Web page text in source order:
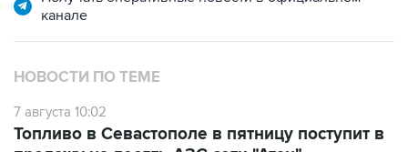
канале
НОВОСТИ ПО ТЕМЕ
7 августа 10:02
Топливо в Севастополе в пятницу поступит в